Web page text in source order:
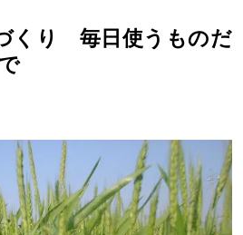
くり 毎日使うものだ